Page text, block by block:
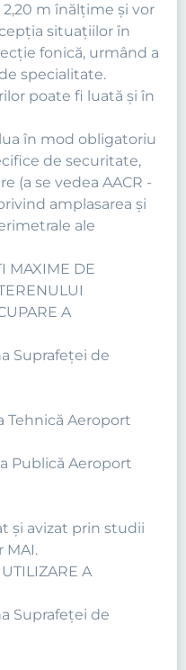
m înălţime şi vor
situaţiilor în
fonică, urmând a
specialitate.
poate fi luată şi în
în mod obligatoriu
de securitate,
(a se vedea AACR -
amplasarea şi
ale
MAXIME DE
A
Suprafeţei de
Tehnică Aeroport
Publică Aeroport
şi avizat prin studii
MAI.
A
Suprafeţei de